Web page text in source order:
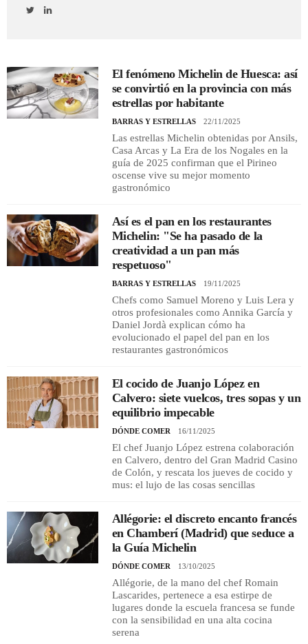
El fenómeno Michelin de Huesca: así
se convirtió en la provincia con más
estrellas por habitante
BARRAS Y ESTRELLAS 22/11/2025
Las estrellas Michelin obtenidas por Ansils,
Casa Arcas y La Era de los Nogales en la
guía de 2025 confirman que el Pirineo
oscense vive su mejor momento
gastronómico
Así es el pan en los restaurantes
Michelin: "Se ha pasado de la
creatividad a un pan más
respetuoso"
BARRAS Y ESTRELLAS 19/11/2025
Chefs como Samuel Moreno y Luis Lera y
otros profesionales como Annika García y
Daniel Jordà explican cómo ha
evolucionado el papel del pan en los
restaurantes gastronómicos
El cocido de Juanjo López en
Calvero: siete vuelcos, tres sopas y un
equilibrio impecable
DÓNDE COMER 16/11/2025
El chef Juanjo López estrena colaboración
en Calvero, dentro del Gran Madrid Casino
de Colón, y rescata los jueves de cocido y
mus: el lujo de las cosas sencillas
Allégorie: el discreto encanto francés
en Chamberí (Madrid) que seduce a
la Guía Michelin
DÓNDE COMER 13/10/2025
Allégorie, de la mano del chef Romain
Lascarides, pertenece a esa estirpe de
lugares donde la escuela francesa se funde
con la sensibilidad en una alta cocina
serena